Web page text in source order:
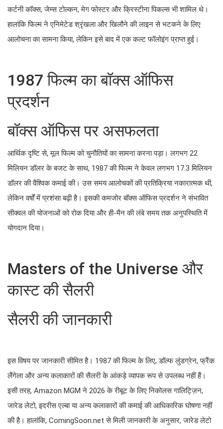
कर्टनी कॉक्स, जेम्स टोल्कन, मेग फोस्टर और क्रिस्टीना पिकल्स भी शामिल थे।
हालांकि फिल्म ने एनिमेटेड श्रृंखला और खिलौने की लाइन से भटकने के लिए
आलोचना का सामना किया, लेकिन इसे बाद में एक कल्ट फॉलोइंग प्राप्त हुई।
1987 फिल्म का बॉक्स ऑफिस
प्रदर्शन
बॉक्स ऑफिस पर असफलता
आर्थिक दृष्टि से, मूल फिल्म को चुनौतियों का सामना करना पड़ा। लगभग 22
मिलियन डॉलर के बजट के साथ, 1987 की फिल्म ने केवल लगभग 17.3 मिलियन
डॉलर की वैश्विक कमाई की। उस समय आलोचकों की प्रतिक्रिया नकारात्मक थी,
लेकिन वर्षों में प्रशंसा बढ़ी है। इसकी कमजोर बॉक्स ऑफिस प्रदर्शन ने संभावित
सीक्वल की योजनाओं को रोक दिया और ही-मैन की लंबे समय तक अनुपस्थिति में
योगदान दिया।
Masters of the Universe और
कास्ट की सैलरी
सैलरी की जानकारी
इस विषय पर जानकारी सीमित है। 1987 की फिल्म के लिए, डॉल्फ लुंडग्रेन, फ्रैंक
लैंगेला और अन्य कलाकारों की सैलरी के आंकड़े व्यापक रूप से उपलब्ध नहीं हैं।
इसी तरह, Amazon MGM ने 2026 के रीबूट के लिए निकोलस गालिट्ज़िन,
जारेड लेटो, इदरीस एल्बा या अन्य कलाकारों की कमाई की आधिकारिक घोषणा नहीं
की है। हालांकि, ComingSoon.net से मिली जानकारी के अनुसार, जारेड लेटो